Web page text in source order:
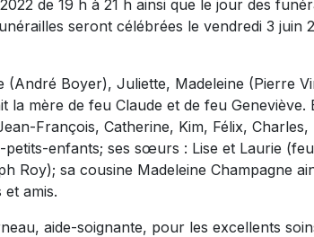
de 19 h à 21 h ainsi que le jour des
seront célébrées le vendredi 3 juin
(André Boyer), Juliette, Madeleine (Pierre
la mère de feu Claude et de feu Geneviève.
François, Catherine, Kim, Félix, Charles,
enfants; ses sœurs : Lise et Laurie
sa cousine Madeleine Champagne
amis.
aide-soignante, pour les excellents